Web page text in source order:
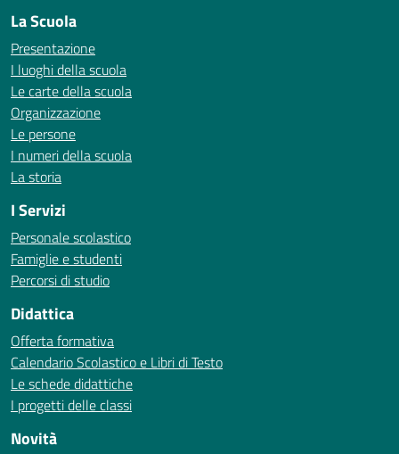
La Scuola
Presentazione
I luoghi della scuola
Le carte della scuola
Organizzazione
Le persone
I numeri della scuola
La storia
I Servizi
Personale scolastico
Famiglie e studenti
Percorsi di studio
Didattica
Offerta formativa
Calendario Scolastico e Libri di Testo
Le schede didattiche
I progetti delle classi
Novità